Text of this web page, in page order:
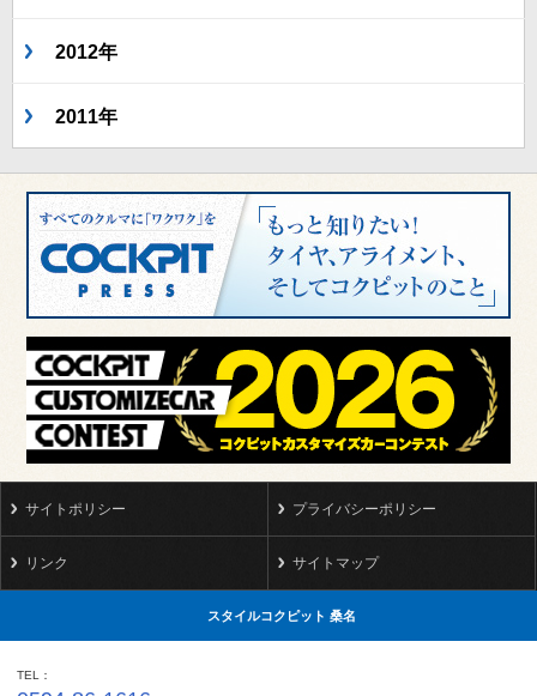
2012年
2011年
サイトポリシー プライバシーポリシー
リンク サイトマップ
スタイルコクピット 桑名
TEL